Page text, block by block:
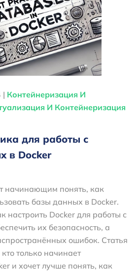
| Контейнеризация И
И Контейнеризация
для работы с
в Docker
начинающим понять, как
базы данных в Docker.
настроить Docker для работы с
их безопасность, а
ошибок. Статья
только начинает
и хочет лучше понять, как